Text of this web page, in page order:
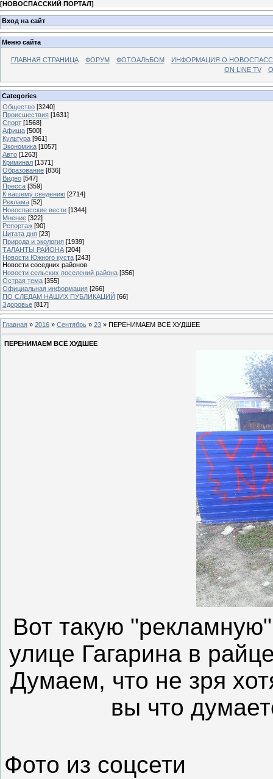
[НОВОСПАССКИЙ ПОРТАЛ]
Вход на сайт
Меню сайта
ГЛАВНАЯ СТРАНИЦА ФОРУМ ФОТОАЛЬБОМ
ИНФОРМАЦИЯ О
ON LINE TV
Categories
Общество [3240]
Происшествия [1631]
Спорт [1568]
Афиша [500]
Культура [961]
Экономика [1057]
Авто [1263]
Криминал [1371]
Образование [836]
Видео [547]
Пресса [359]
К вашему сведению [2714]
Реклама [52]
Новоспасские вести [1344]
Мнение [322]
Репортаж [90]
Цитата дня [23]
Природа и экология [1939]
ТАЛАНТЫ РАЙОНА [204]
Новости Южного куста [243]
Новости соседних районов
Новости сельских поселений района [356]
Острая тема [355]
Официальная информация [266]
ПО СЛЕДАМ НАШИХ ПУБЛИКАЦИЙ [66]
Здоровье [817]
Главная » 2016 » Сентябрь » 23 » ПЕРЕНИМАЕМ ВСЁ ХУДШЕЕ
ПЕРЕНИМАЕМ ВСЁ ХУДШЕЕ
Вот такую
улице Гагарина в
Думаем, что не зря
вы что
Фото из соцсети